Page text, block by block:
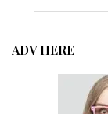
ADV HERE